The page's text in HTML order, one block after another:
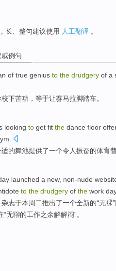
长、整句建议使用 人工翻译 。
威例句
of true genius to the drudgery of a
下苦功 ，等于让赛马拉脚踏车。
looking to get fit the dance floor
适的舞池提供了一个令人振奋的体育
launched a new, non-nude
to the drudgery of the work day
杂志于本周二推出了一个全新的“无裸”
“无聊的工作之余解解闷”。